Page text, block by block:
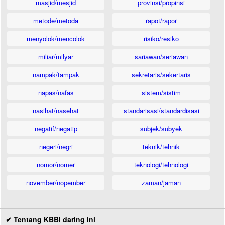
masjid/mesjid
metode/metoda
menyolok/mencolok
miliar/milyar
nampak/tampak
napas/nafas
nasihat/nasehat
negatif/negatip
negeri/negri
nomor/nomer
november/nopember
provinsi/propinsi
rapot/rapor
risiko/resiko
sariawan/seriawan
sekretaris/sekertaris
sistem/sistim
standarisasi/standardisasi
subjek/subyek
teknik/tehnik
teknologi/tehnologi
zaman/jaman
✔ Tentang KBBI daring ini